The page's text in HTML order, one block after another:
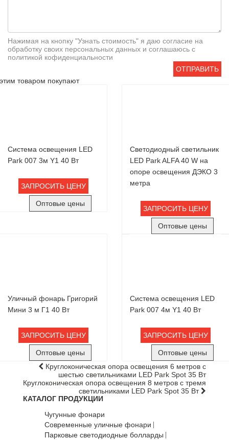
Нажимая на кнопку "Узнать стоимость" я даю согласие на
обработку своих персональных данных и соглашаюсь с
политикой кофиденциальности
ОТПРАВИТЬ
товаром покупают
Система освещения LED
Park 007 3м Y1 40 Вт
ЗАПРОСИТЬ ЦЕНУ
Оптовые цены
Светодиодный светильник
LED Park ALFA 40 W на
опоре освещения ДЭКО 3
метра
ЗАПРОСИТЬ ЦЕНУ
Оптовые цены
Уличный фонарь Григорий
Мини 3 м Г1 40 Вт
ЗАПРОСИТЬ ЦЕНУ
Оптовые цены
Система освещения LED
Park 007 4м Y1 40 Вт
ЗАПРОСИТЬ ЦЕНУ
Оптовые цены
Круглоконическая опора освещения 6 метров с
шестью светильниками LED Park Spot 35 Вт
Круглоконическая опора освещения 8 метров с тремя
светильниками LED Park Spot 35 Вт
КАТАЛОГ ПРОДУКЦИИ
Чугунные фонари
Современные уличные фонари
Парковые светодиодные болларды